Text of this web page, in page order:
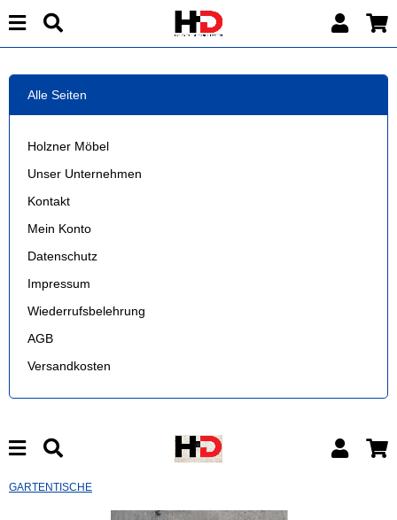
Alle Seiten
Holzner Möbel
Unser Unternehmen
Kontakt
Mein Konto
Datenschutz
Impressum
Wiederrufsbelehrung
AGB
Versandkosten
GARTENTISCHE